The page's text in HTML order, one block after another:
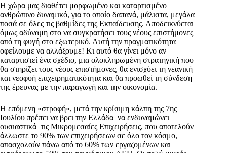
Η χώρα μας διαθέτει μορφωμένο και καταρτισμένο
ανθρώπινο δυναμικό, για το οποίο δαπανά, μάλιστα, μεγάλα
ποσά σε όλες τις βαθμίδες της Εκπαίδευσης. Αποδεικνύεται
όμως αδύναμη στο να συγκρατήσει τους νέους επιστήμονες
από τη φυγή στο εξωτερικό. Αυτή την πραγματικότητα
οφείλουμε να αλλάξουμε! Κι αυτό θα γίνει μόνο αν
καταρτιστεί ένα σχέδιο, μια ολοκληρωμένη στρατηγική που
θα στηρίζει τους νέους επιστήμονες, θα ενισχύει τη νεανική
και νεοφυή επιχειρηματικότητα και θα προωθεί τη σύνδεση
της έρευνας με την παραγωγή και την οικονομία.
Η επόμενη «στροφή», μετά την κρίσιμη κάλπη της 7ης
Ιουλίου πρέπει να βρει την Ελλάδα να ενδυναμώνει
ουσιαστικά τις Μικρομεσαίες Επιχειρήσεις, που αποτελούν
άλλωστε το 90% των επιχειρήσεων σε όλο τον κόσμο,
απασχολούν πάνω από το 60% των εργαζομένων και